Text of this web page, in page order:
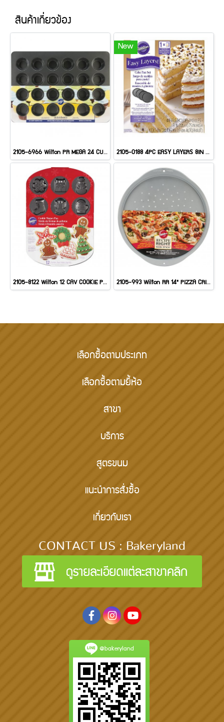
สินค้าเกี่ยวข้อง
2105-6966 Wilton PR MEGA 24 CUP MUFFIN PAN
New
2105-0188 4PC EASY LAYERS 8IN ROUND
2105-8122 Wilton 12 CAV COOKIE PAN 2105-993 Wilton RR 14" PIZZA CRISPER
เลือกซื้อตามประเภท
เลือกซื้อตามยี้ห้อ
สาขา
บริการ
สูตรขนม
แนะนำการสั่งซื้อ
เกี่ยวกับเรา
CONTACT US : Bakeryland
@bakeryland